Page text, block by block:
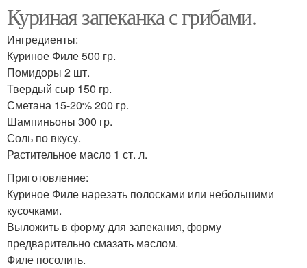
Куриная запеканка с грибами.
Ингредиенты:
Куриное Филе 500 гр.
Помидоры 2 шт.
Твердый сыр 150 гр.
Сметана 15-20% 200 гр.
Шампиньоны 300 гр.
Соль по вкусу.
Растительное масло 1 ст. л.
Приготовление:
Куриное Филе нарезать полосками или небольшими
кусочками.
Выложить в форму для запекания, форму
предварительно смазать маслом.
Филе посолить.